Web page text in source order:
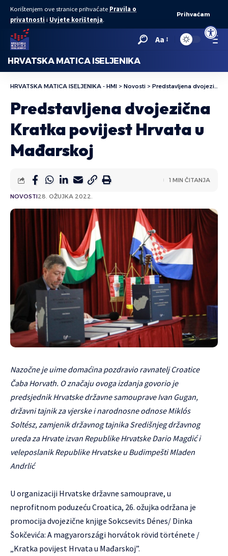
Open
Korištenjem ove stranice prihvaćate Pravila o
privatnosti i Uvjete korištenja.
Prihvaćam
Aa
HRVATSKA MATICA ISELJENIKA
HRVATSKA MATICA ISELJENIKA - HMI > Novosti > Predstavljena dvojezična Kratka povijest Hrvata u Mađarskoj
Predstavljena dvojezična
Kratka povijest Hrvata u
Mađarskoj
NOVOSTI28. OŽUJKA 2022.
1 MIN ČITANJA
Nazočne je uime domaćina pozdravio ravnatelj Croatice
Čaba Horvath. O značaju ovoga izdanja govorio je
predsjednik Hrvatske državne samouprave Ivan Gugan,
državni tajnik za vjerske i narodnosne odnose Miklós
Soltész, zamjenik državnog tajnika Središnjeg državnog
ureda za Hrvate izvan Republike Hrvatske Dario Magdić i
veleposlanik Republike Hrvatske u Budimpešti Mladen
Andrlić
U organizaciji Hrvatske državne samouprave, u
neprofitnom poduzeću Croatica, 26. ožujka održana je
promocija dvojezične knjige Sokcsevits Dénes/ Dinka
Šokčevića: A magyarországi horvátok rövid története /
„Kratka povijest Hrvata u Mađarskoj”.